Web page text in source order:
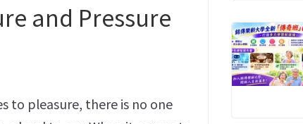
and Pressure
to pleasure, there is no one